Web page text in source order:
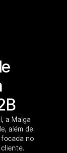
a Malga
além de
no